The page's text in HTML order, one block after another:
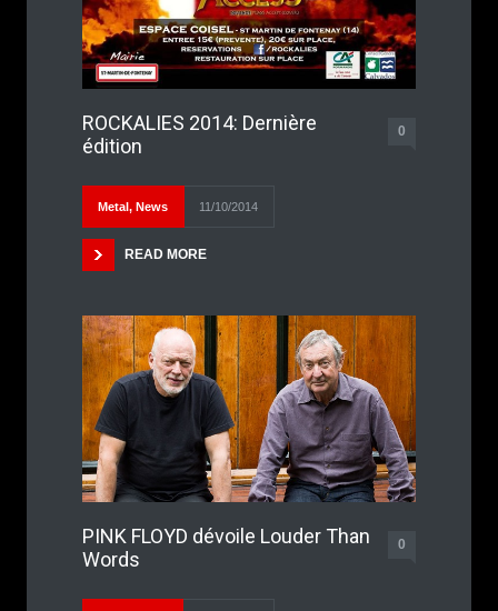
ROCKALIES 2014: Dernière
édition
0
Metal, News 11/10/2014
READ MORE
PINK FLOYD dévoile Louder Than
Words
0